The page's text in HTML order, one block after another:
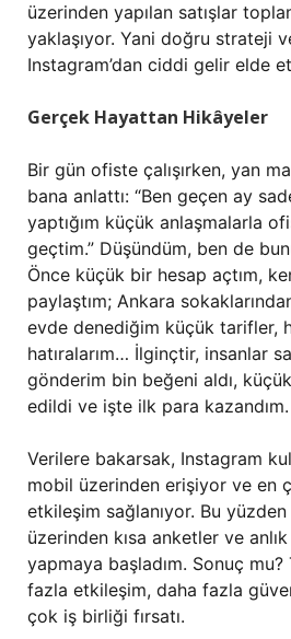
üzerinden yapılan satışlar
yaklaşıyor. Yani doğru strateji
Instagram’dan ciddi gelir elde
Gerçek Hayattan Hikâyeler
Bir gün ofiste çalışırken, yan
bana anlattı: “Ben geçen ay
yaptığım küçük anlaşmalarla
geçtim.” Düşündüm, ben de
Önce küçük bir hesap açtım,
paylaştım; Ankara
evde denediğim küçük tarifler,
hatıralarım… İlginçtir, insanlar
gönderim bin beğeni aldı,
edildi ve işte ilk para kazandım.
Verilere bakarsak, Instagram
mobil üzerinden erişiyor ve en
etkileşim sağlanıyor. Bu
üzerinden kısa anketler ve
yapmaya başladım. Sonuç
fazla etkileşim, daha fazla
çok iş birliği fırsatı.